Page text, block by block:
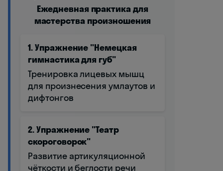
Ежедневная практика для
мастерства произношения
1. Упражнение "Немецкая
гимнастика для губ"
Тренировка лицевых мышц
для произнесения умлаутов и
дифтонгов
2. Упражнение "Театр
скороговорок"
Развитие артикуляционной
чёткости и беглости речи